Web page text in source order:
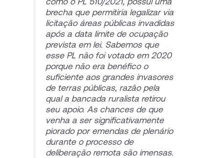
brecha que permitiria legalizar via
licitação áreas públicas invadidas
após a data limite de ocupação
prevista em lei. Sabemos que
esse PL não foi votado em 2020
porque não era benéfico o
suficiente aos grandes invasores
de terras públicas, razão pela
qual a bancada ruralista retirou
seu apoio. As chances de que
venha a ser significativamente
piorado por emendas de plenário
durante o processo de
deliberação remota são imensas.